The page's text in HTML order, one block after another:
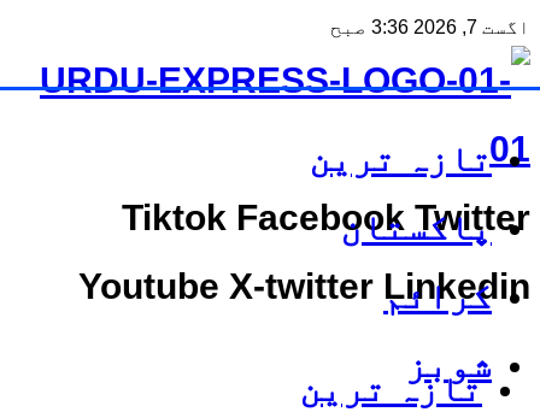
اگست 7, 2026 3:36 صبح
Tiktok Facebook Twitter
Youtube X-twitter Linkedin
تازہ ترین
تازہ ترین
پاکستان
کرائم
شوبز